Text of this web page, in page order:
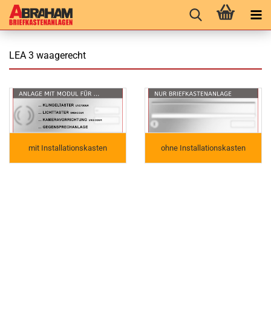
LEA 3 waagerecht
mit Installationskasten ohne Installationskasten